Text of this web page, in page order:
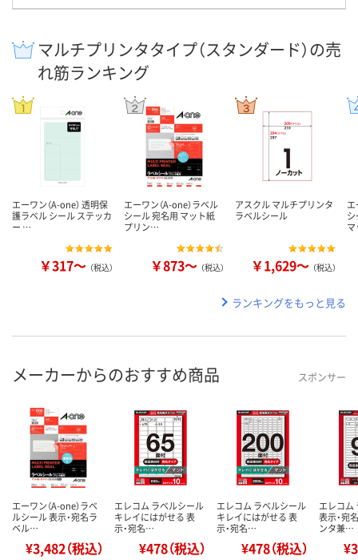
マルチプリンタタイプ（スタンダード）の売
れ筋ランキング
エーワン（A-one） 透明保
護ラベル シール ステッカ
ー …
￥317～ （税込）
エーワン（A-one）ラベル
シール 宛名用 マット紙
プリン…
￥873～ （税込）
アスクル マルチプリンタ
ラベルシール
￥1,629～ （税込）
エ
シ
ランキングをもっと見る
メーカーからのおすすめ商品 スポンサー
エーワン（A-one）ラベ
ルシール 表示・宛名ラ
ベル…
¥3,482（税込）
エレコム ラベルシール
キレイにはがせる 表
示・宛名…
¥478（税込）
エレコム ラベルシール
キレイにはがせる 表
示・宛名…
¥478（税込）
エレコム
表示・宛
ンタ兼…